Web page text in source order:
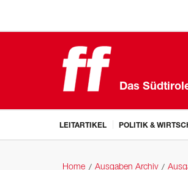
Das
LEITARTIKEL POLITIK &
Home Ausgaben Archiv